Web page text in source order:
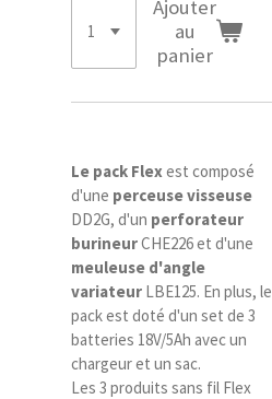
Ajouter
au
panier
Le pack Flexest composé
d'une perceuse visseuse
DD2G, d'un perforateur
burineurCHE226 et d'une
meuleuse d'angle
variateur LBE125. En plus, le
pack est doté d'un set de 3
batteries 18V/5Ah avec un
chargeur et un sac.
Les 3 produits sans fil Flex